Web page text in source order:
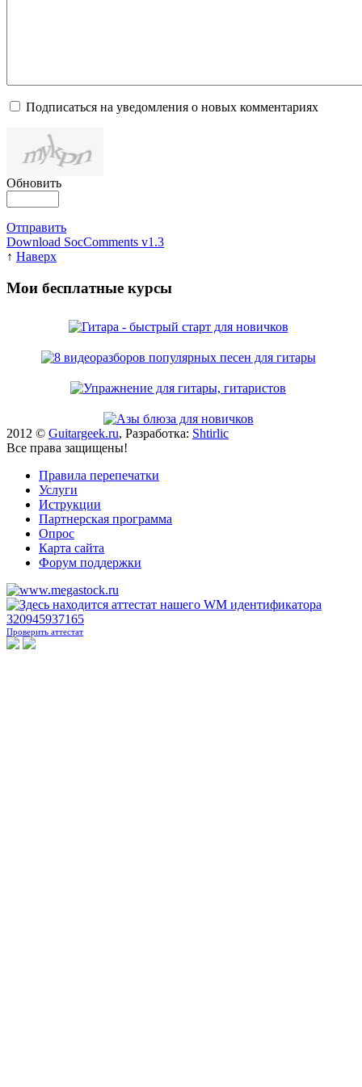
Подписаться на уведомления о новых комментариях
Обновить
Отправить
Download SocComments v1.3
↑ Наверх
Мои бесплатные курсы
2012 © Guitargeek.ru, Разработка: Shtirlic
Все права защищены!
Правила перепечатки
Услуги
Иструкции
Партнерская программа
Опрос
Карта сайта
Форум поддержки
Проверить аттестат